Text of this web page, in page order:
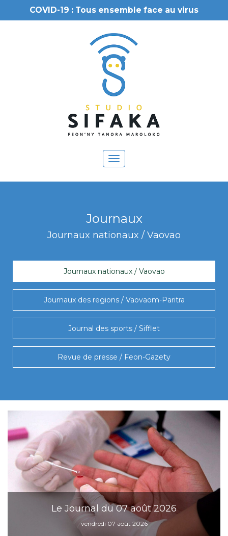
COVID-19 : Tous ensemble face au virus
Toggle
navigation
Journaux
Journaux nationaux / Vaovao
Journaux nationaux / Vaovao
Journaux des regions / Vaovaom-Paritra
Journal des sports / Sifflet
Revue de presse / Feon-Gazety
Le Journal du 07 août 2026
vendredi 07 août 2026